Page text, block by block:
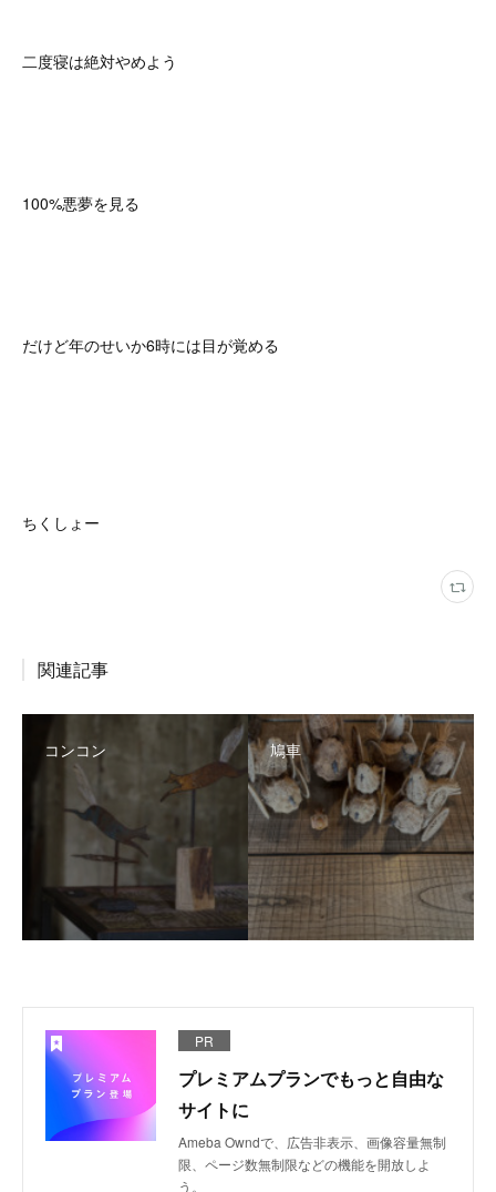
二度寝は絶対やめよう
100%悪夢を見る
だけど年のせいか6時には目が覚める
ちくしょー
関連記事
コンコン 鳩車
PR
プレミアムプランでもっと自由な
サイトに
Ameba Owndで、広告非表示、画像容量無制
限、ページ数無制限などの機能を開放しよ
う。